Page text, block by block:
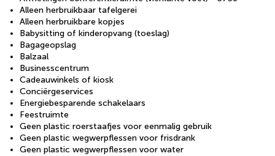
Alleen herbruikbaar tafelgerei
Alleen herbruikbare kopjes
Babysitting of kinderopvang (toeslag)
Bagageopslag
Balzaal
Businesscentrum
Cadeauwinkels of kiosk
Conciërgeservices
Energiebesparende schakelaars
Feestruimte
Geen plastic roerstaafjes voor eenmalig gebruik
Geen plastic wegwerpflessen voor frisdrank
Geen plastic wegwerpflessen voor water